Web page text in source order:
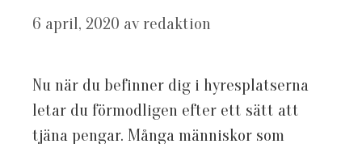
6 april, 2020 av redaktion
Nu när du befinner dig i hyresplatserna
letar du förmodligen efter ett sätt att
tjäna pengar. Många människor som